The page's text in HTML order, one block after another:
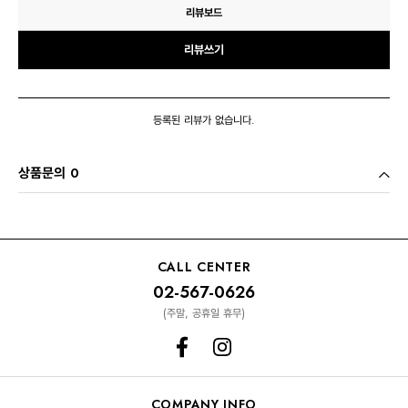
리뷰보드
리뷰쓰기
등록된 리뷰가 없습니다.
상품문의 0
CALL CENTER
02-567-0626
(주말, 공휴일 휴무)